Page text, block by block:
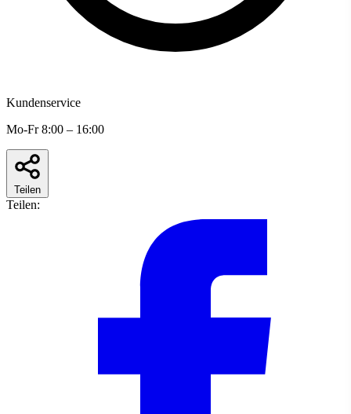
Kundenservice
Mo-Fr 8:00 – 16:00
Teilen
Teilen: